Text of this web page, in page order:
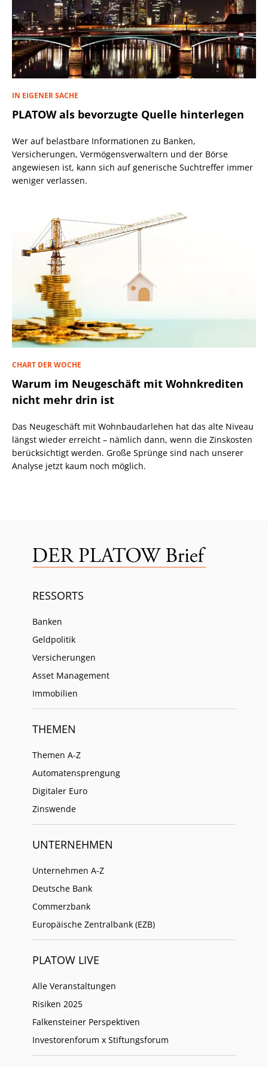
IN EIGENER SACHE
PLATOW als bevorzugte Quelle hinterlegen
Wer auf belastbare Informationen zu Banken,
Versicherungen, Vermögensverwaltern und der Börse
angewiesen ist, kann sich auf generische Suchtreffer immer
weniger verlassen.
CHART DER WOCHE
Warum im Neugeschäft mit Wohnkrediten
nicht mehr drin ist
Das Neugeschäft mit Wohnbaudarlehen hat das alte Niveau
längst wieder erreicht – nämlich dann, wenn die Zinskosten
berücksichtigt werden. Große Sprünge sind nach unserer
Analyse jetzt kaum noch möglich.
RESSORTS
Banken
Geldpolitik
Versicherungen
Asset Management
Immobilien
THEMEN
Themen A-Z
Automatensprengung
Digitaler Euro
Zinswende
UNTERNEHMEN
Unternehmen A-Z
Deutsche Bank
Commerzbank
Europäische Zentralbank (EZB)
PLATOW LIVE
Alle Veranstaltungen
Risiken 2025
Falkensteiner Perspektiven
Investorenforum x Stiftungsforum